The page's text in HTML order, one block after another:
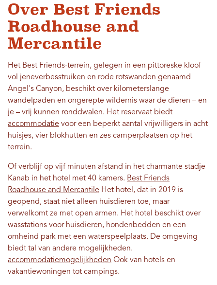
Over Best Friends
Roadhouse and
Mercantile
Het Best Friends-terrein, gelegen in een pittoreske kloof
vol jeneverbesstruiken en rode rotswanden genaamd
Angel's Canyon, beschikt over kilometerslange
wandelpaden en ongerepte wildernis waar de dieren – en
je – vrij kunnen ronddwalen. Het reservaat biedt
accommodatie voor een beperkt aantal vrijwilligers in acht
huisjes, vier blokhutten en zes camperplaatsen op het
terrein.
Of verblijf op vijf minuten afstand in het charmante stadje
Kanab in het hotel met 40 kamers. Best Friends
Roadhouse and Mercantile Het hotel, dat in 2019 is
geopend, staat niet alleen huisdieren toe, maar
verwelkomt ze met open armen. Het hotel beschikt over
wasstations voor huisdieren, hondenbedden en een
omheind park met een waterspeelplaats. De omgeving
biedt tal van andere mogelijkheden.
accommodatiemogelijkheden Ook van hotels en
vakantiewoningen tot campings.